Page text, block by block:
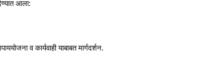
आला:
व कार्यवाही याबाबत मार्गदर्शन.